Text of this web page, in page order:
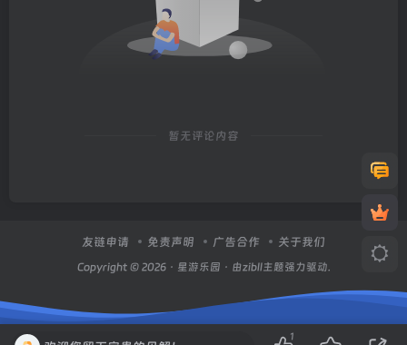
暂无评论内容
友链申请 免责声明 广告合作 关于我们
Copyright © 2026 · 星游乐园 · 由zibll主题强力驱动.
1